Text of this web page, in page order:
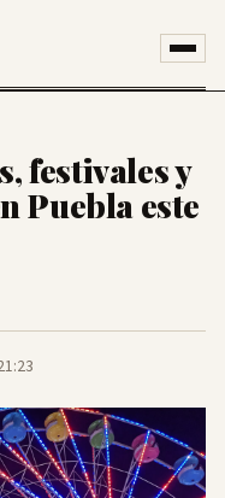
festivales y
Puebla este